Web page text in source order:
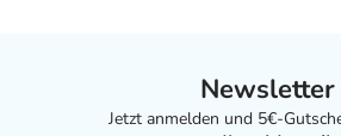
Newsletter
Jetzt anmelden und 5€-